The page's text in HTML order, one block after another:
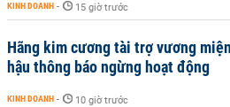
KINH DOANH - 15 giờ trước
Hãng kim cương tài trợ vương
hậu thông báo ngừng hoạt động
KINH DOANH - 10 giờ trước